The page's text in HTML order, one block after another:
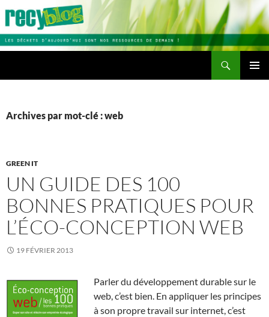
Aller
contenu
Archives par mot-clé : web
GREEN IT
UN GUIDE DES 100
BONNES PRATIQUES POUR
L’ÉCO-CONCEPTION WEB
19 FÉVRIER 2013
Parler du développement durable sur le
web, c’est bien. En appliquer les principes
à son propre travail sur internet, c’est